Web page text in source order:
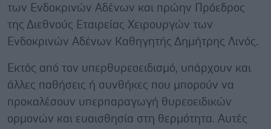
των Ενδοκρινών Αδένων και πρώην Πρόεδρος
της Διεθνούς Εταιρείας Χειρουργών των
Ενδοκρινών Αδένων Καθηγητής Δημήτρης Λινός.
Εκτός από τον υπερθυρεοειδισμό, υπάρχουν και
άλλες παθήσεις ή συνθήκες που μπορούν να
προκαλέσουν υπερπαραγωγή θυρεοειδικών
ορμονών και ευαισθησία στη θερμότητα. Αυτές